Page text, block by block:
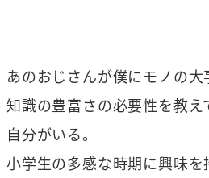
あのおじさんが僕にモノの
知識の豊富さの必要性を教
自分がいる。
小学生の多感な時期に興味を